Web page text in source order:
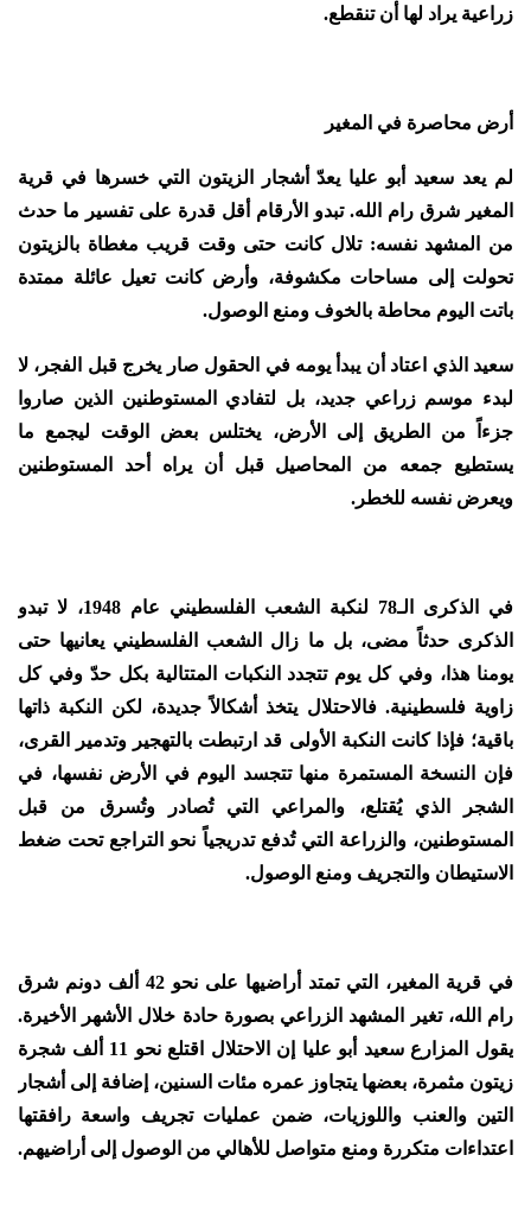
زراعية يراد لها أن تنقطع.
أرض محاصرة في المغير
لم يعد سعيد أبو عليا يعدّ أشجار الزيتون التي خسرها في قرية
المغير شرق رام الله. تبدو الأرقام أقل قدرة على تفسير ما حدث
من المشهد نفسه: تلال كانت حتى وقت قريب مغطاة بالزيتون
تحولت إلى مساحات مكشوفة، وأرض كانت تعيل عائلة ممتدة
باتت اليوم محاطة بالخوف ومنع الوصول.
سعيد الذي اعتاد أن يبدأ يومه في الحقول صار يخرج قبل الفجر، لا
لبدء موسم زراعي جديد، بل لتفادي المستوطنين الذين صاروا
جزءاً من الطريق إلى الأرض، يختلس بعض الوقت ليجمع ما
يستطيع جمعه من المحاصيل قبل أن يراه أحد المستوطنين
ويعرض نفسه للخطر.
في الذكرى الـ78 لنكبة الشعب الفلسطيني عام 1948، لا تبدو
الذكرى حدثاً مضى، بل ما زال الشعب الفلسطيني يعانيها حتى
يومنا هذا، وفي كل يوم تتجدد النكبات المتتالية بكل حدّ وفي كل
زاوية فلسطينية. فالاحتلال يتخذ أشكالاً جديدة، لكن النكبة ذاتها
باقية؛ فإذا كانت النكبة الأولى قد ارتبطت بالتهجير وتدمير القرى،
فإن النسخة المستمرة منها تتجسد اليوم في الأرض نفسها، في
الشجر الذي يُقتلع، والمراعي التي تُصادر وتُسرق من قبل
المستوطنين، والزراعة التي تُدفع تدريجياً نحو التراجع تحت ضغط
الاستيطان والتجريف ومنع الوصول.
في قرية المغير، التي تمتد أراضيها على نحو 42 ألف دونم شرق
رام الله، تغير المشهد الزراعي بصورة حادة خلال الأشهر الأخيرة.
يقول المزارع سعيد أبو عليا إن الاحتلال اقتلع نحو 11 ألف شجرة
زيتون مثمرة، بعضها يتجاوز عمره مئات السنين، إضافة إلى أشجار
التين والعنب واللوزيات، ضمن عمليات تجريف واسعة رافقتها
اعتداءات متكررة ومنع متواصل للأهالي من الوصول إلى أراضيهم.